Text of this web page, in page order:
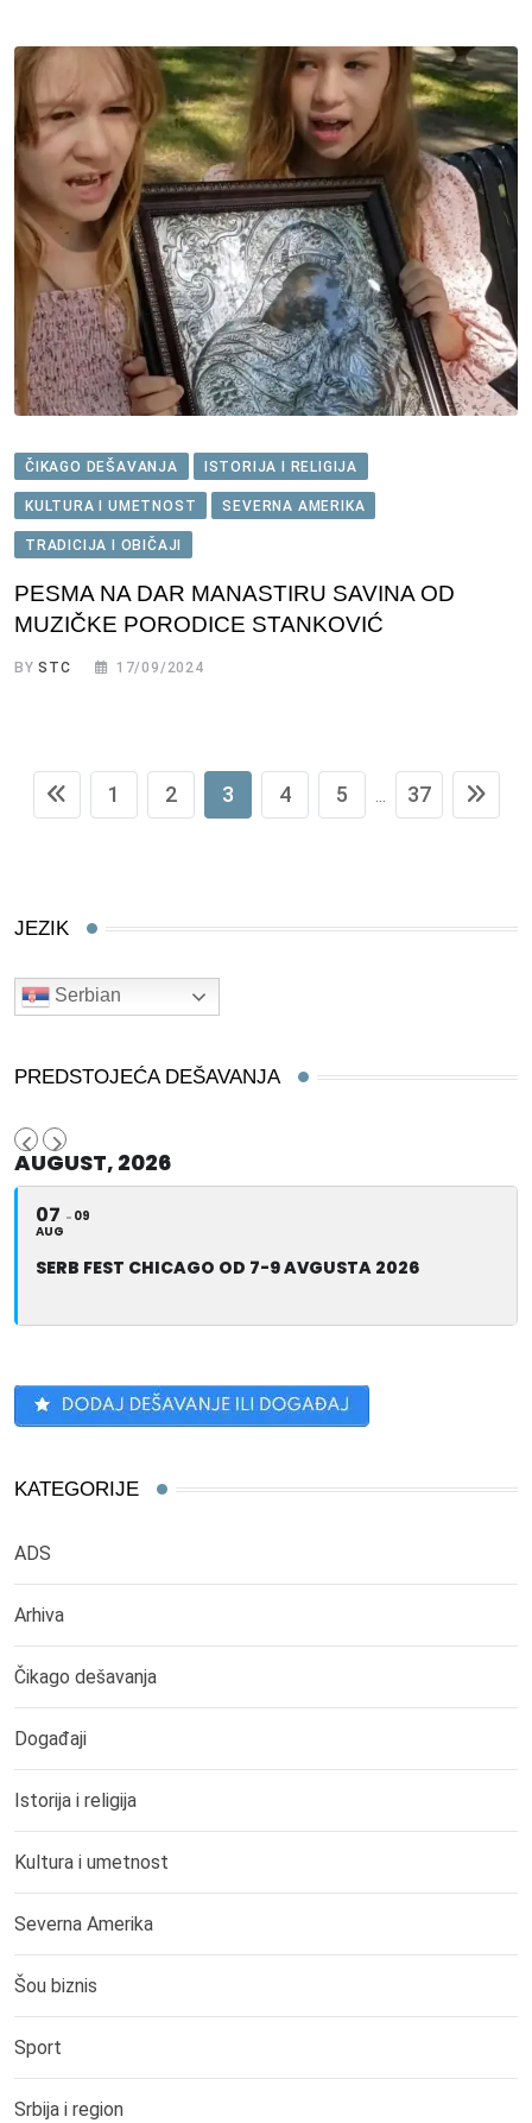
ČIKAGO DEŠAVANJA ISTORIJA I RELIGIJA
KULTURA I UMETNOST SEVERNA AMERIKA
TRADICIJA I OBIČAJI
PESMA NA DAR MANASTIRU SAVINA OD
MUZIČKE PORODICE STANKOVIĆ
BYSTC 17/09/2024
1 2 3 4 5 37
JEZIK
Serbian
PREDSTOJEĆA DEŠAVANJA
AUGUST, 2026
07
AUG
09
SERB FEST CHICAGO OD 7-9 AVGUSTA 2026
KATEGORIJE
ADS
Arhiva
Čikago dešavanja
Događaji
Istorija i religija
Kultura i umetnost
Severna Amerika
Šou biznis
Sport
Srbija i region